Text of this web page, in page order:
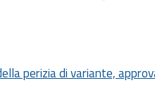
perizia di variante,